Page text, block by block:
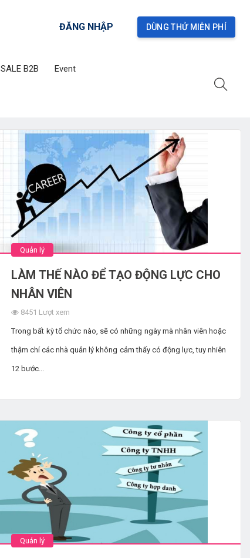
ĐĂNG NHẬP DÙNG THỬ MIỄN PHÍ
SALE B2B Event
Quản lý
LÀM THẾ NÀO ĐỂ TẠO ĐỘNG LỰC CHO
NHÂN VIÊN
8451 Lượt xem
Trong bất kỳ tổ chức nào, sẽ có những ngày mà nhân viên hoặc
thậm chí các nhà quản lý không cảm thấy có động lực, tuy nhiên
12 bước...
Quản lý